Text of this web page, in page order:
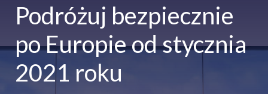
Podróżuj bezpiecznie
po Europie od stycznia
2021 roku